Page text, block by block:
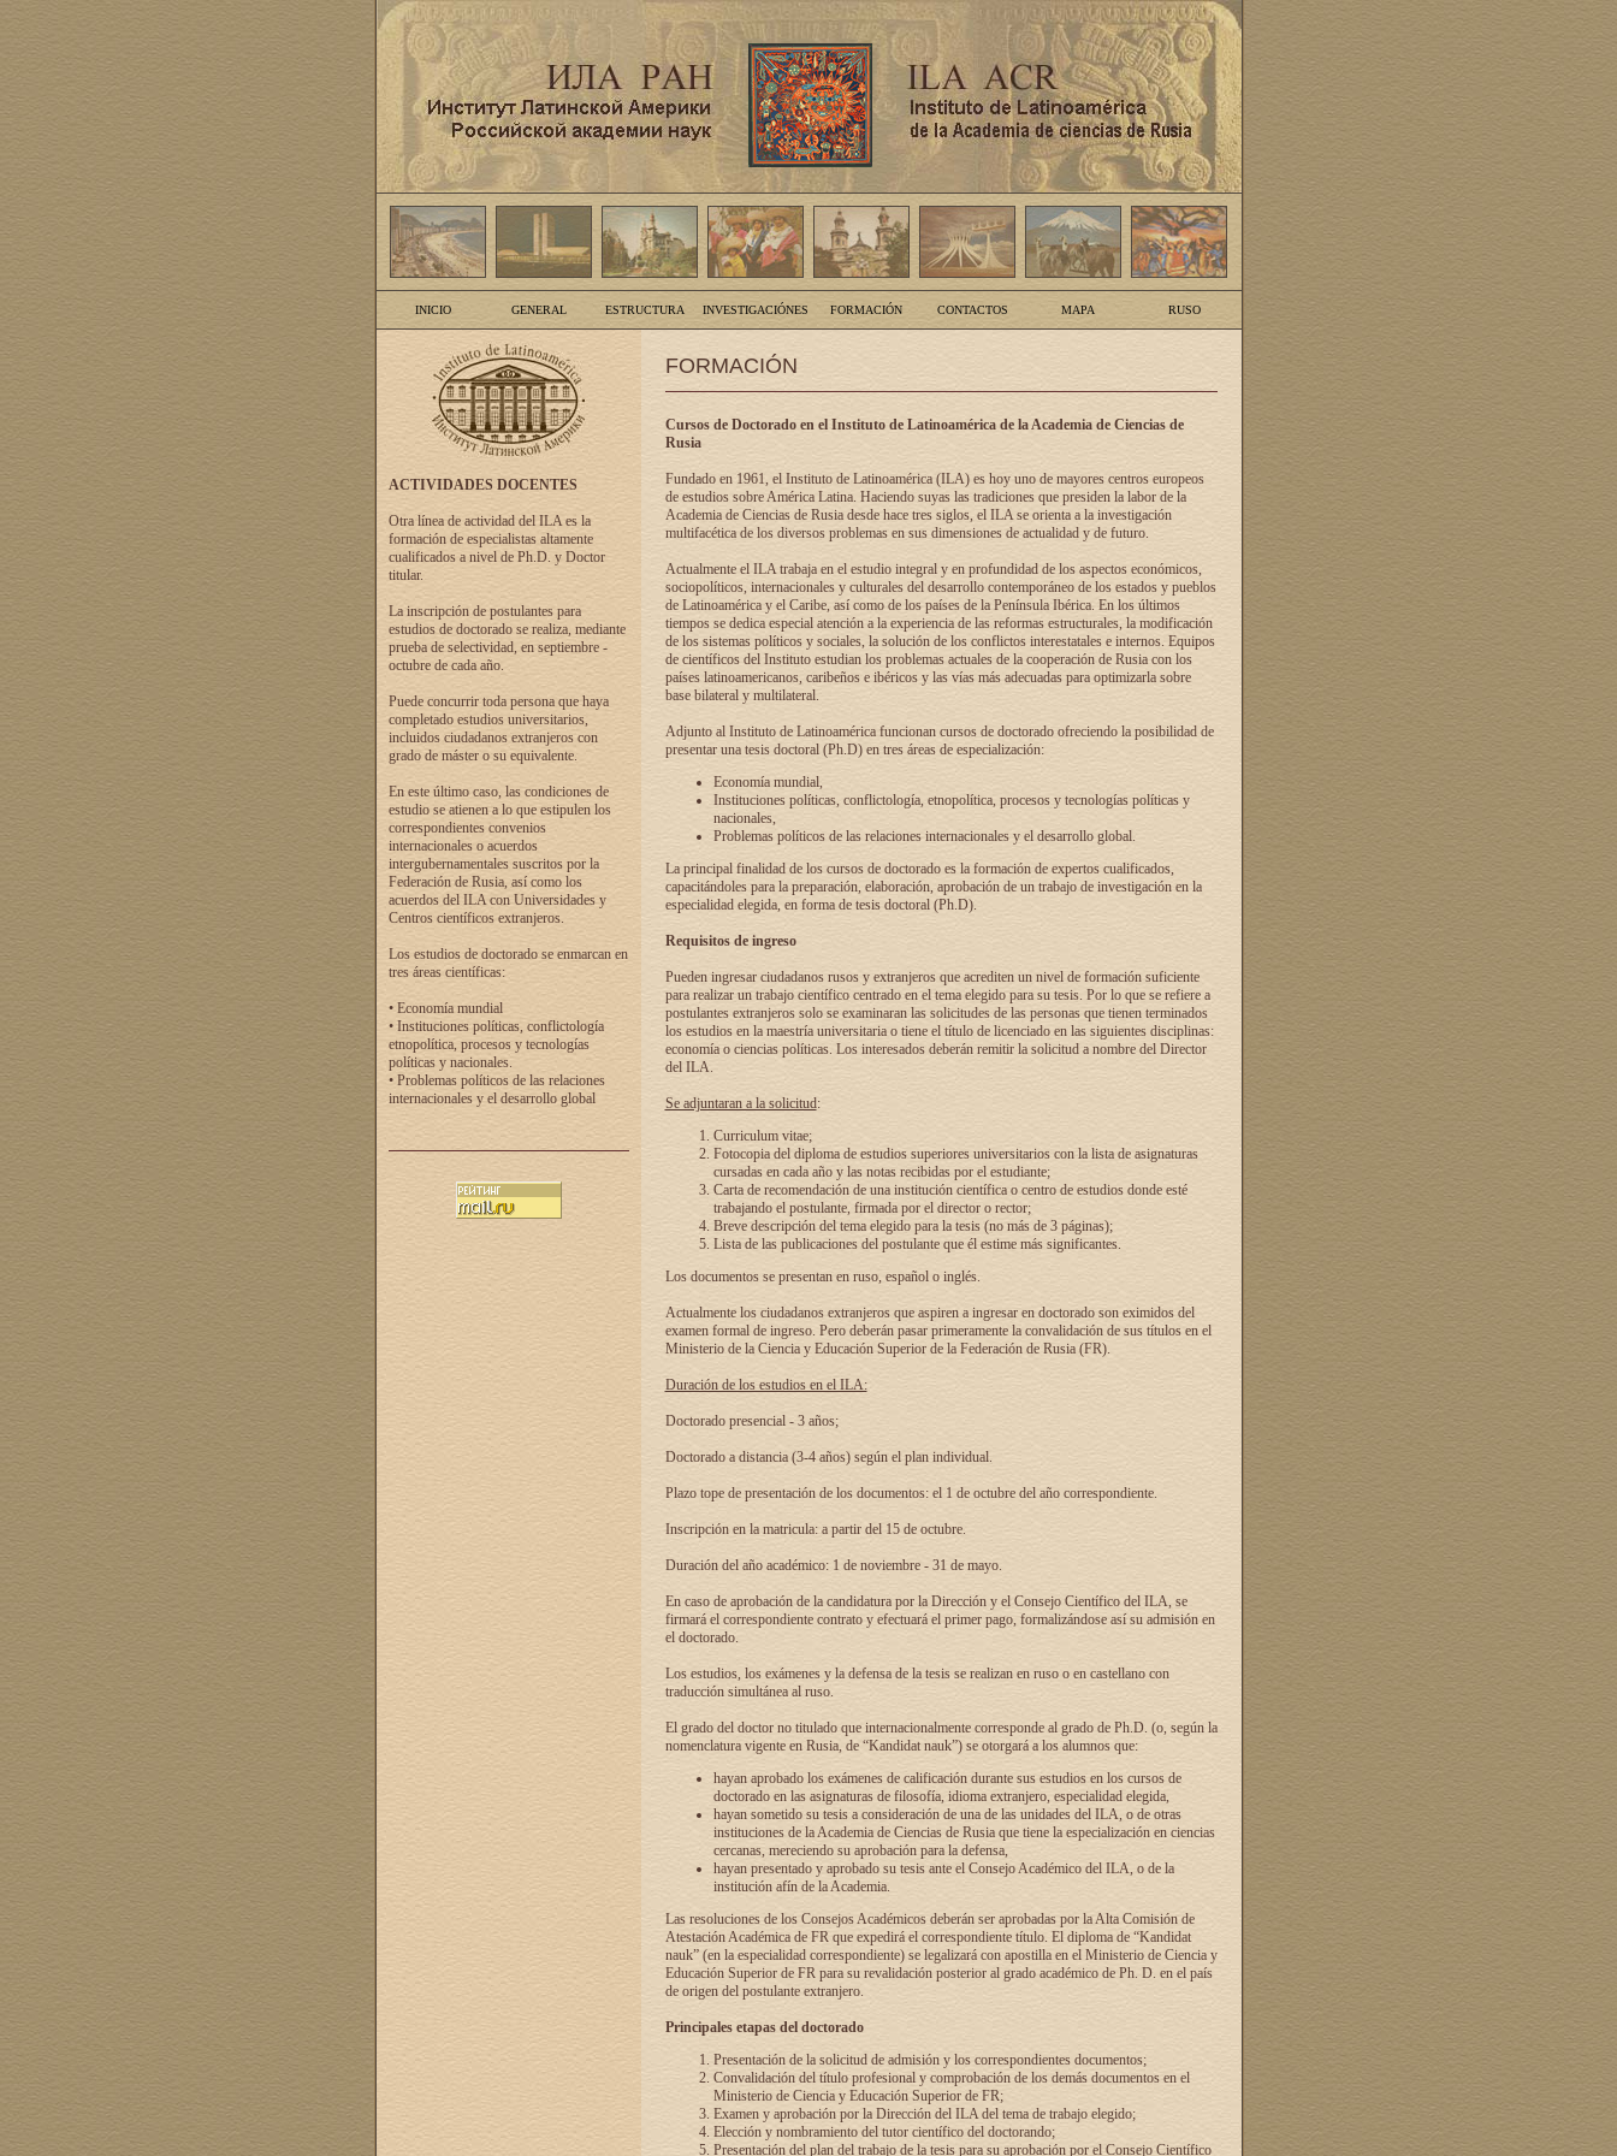
INICIO GENERAL ESTRUCTURA INVESTIGACIÓNES FORMACIÓN CONTACTOS MAPA RUSO
ACTIVIDADES DOCENTES
Otra línea de actividad del ILA es la
formación de especialistas altamente
cualificados a nivel de Ph.D. y Doctor
titular.
La inscripción de postulantes para
estudios de doctorado se realiza, mediante
prueba de selectividad, en septiembre -
octubre de cada año.
Puede concurrir toda persona que haya
completado estudios universitarios,
incluidos ciudadanos extranjeros con
grado de máster o su equivalente.
En este último caso, las condiciones de
estudio se atienen a lo que estipulen los
correspondientes convenios
internacionales o acuerdos
intergubernamentales suscritos por la
Federación de Rusia, así como los
acuerdos del ILA con Universidades y
Centros científicos extranjeros.
Los estudios de doctorado se enmarcan en
tres áreas científicas:
• Economía mundial
• Instituciones políticas, conflictología
etnopolítica, procesos y tecnologías
políticas y nacionales.
• Problemas políticos de las relaciones
internacionales y el desarrollo global
FORMACIÓN
Cursos de Doctorado en el Instituto de Latinoamérica de la Academia de Ciencias de
Rusia
Fundado en 1961, el Instituto de Latinoamérica (ILA) es hoy uno de mayores centros europeos
de estudios sobre América Latina. Haciendo suyas las tradiciones que presiden la labor de la
Academia de Ciencias de Rusia desde hace tres siglos, el ILA se orienta a la investigación
multifacética de los diversos problemas en sus dimensiones de actualidad y de futuro.
Actualmente el ILA trabaja en el estudio integral y en profundidad de los aspectos económicos,
sociopolíticos, internacionales y culturales del desarrollo contemporáneo de los estados y pueblos
de Latinoamérica y el Caribe, así como de los países de la Península Ibérica. En los últimos
tiempos se dedica especial atención a la experiencia de las reformas estructurales, la modificación
de los sistemas políticos y sociales, la solución de los conflictos interestatales e internos. Equipos
de científicos del Instituto estudian los problemas actuales de la cooperación de Rusia con los
países latinoamericanos, caribeños e ibéricos y las vías más adecuadas para optimizarla sobre
base bilateral y multilateral.
Adjunto al Instituto de Latinoamérica funcionan cursos de doctorado ofreciendo la posibilidad de
presentar una tesis doctoral (Ph.D) en tres áreas de especialización:
Economía mundial,
Instituciones políticas, conflictología, etnopolítica, procesos y tecnologías políticas y
nacionales,
Problemas políticos de las relaciones internacionales y el desarrollo global.
La principal finalidad de los cursos de doctorado es la formación de expertos cualificados,
capacitándoles para la preparación, elaboración, aprobación de un trabajo de investigación en la
especialidad elegida, en forma de tesis doctoral (Ph.D).
Requisitos de ingreso
Pueden ingresar ciudadanos rusos y extranjeros que acrediten un nivel de formación suficiente
para realizar un trabajo científico centrado en el tema elegido para su tesis. Por lo que se refiere a
postulantes extranjeros solo se examinaran las solicitudes de las personas que tienen terminados
los estudios en la maestría universitaria o tiene el título de licenciado en las siguientes disciplinas:
economía o ciencias políticas. Los interesados deberán remitir la solicitud a nombre del Director
del ILA.
Se adjuntaran a la solicitud:
Curriculum vitae;
Fotocopia del diploma de estudios superiores universitarios con la lista de asignaturas
cursadas en cada año y las notas recibidas por el estudiante;
Carta de recomendación de una institución científica o centro de estudios donde esté
trabajando el postulante, firmada por el director o rector;
Breve descripción del tema elegido para la tesis (no más de 3 páginas);
Lista de las publicaciones del postulante que él estime más significantes.
Los documentos se presentan en ruso, español o inglés.
Actualmente los ciudadanos extranjeros que aspiren a ingresar en doctorado son eximidos del
examen formal de ingreso. Pero deberán pasar primeramente la convalidación de sus títulos en el
Ministerio de la Ciencia y Educación Superior de la Federación de Rusia (FR).
Duración de los estudios en el ILA:
Doctorado presencial - 3 años;
Doctorado a distancia (3-4 años) según el plan individual.
Plazo tope de presentación de los documentos: el 1 de octubre del año correspondiente.
Inscripción en la matricula: a partir del 15 de octubre.
Duración del año académico: 1 de noviembre - 31 de mayo.
En caso de aprobación de la candidatura por la Dirección y el Consejo Científico del ILA, se
firmará el correspondiente contrato y efectuará el primer pago, formalizándose así su admisión en
el doctorado.
Los estudios, los exámenes y la defensa de la tesis se realizan en ruso o en castellano con
traducción simultánea al ruso.
El grado del doctor no titulado que internacionalmente corresponde al grado de Ph.D. (o, según la
nomenclatura vigente en Rusia, de “Kandidat nauk”) se otorgará a los alumnos que:
hayan aprobado los exámenes de calificación durante sus estudios en los cursos de
doctorado en las asignaturas de filosofía, idioma extranjero, especialidad elegida,
hayan sometido su tesis a consideración de una de las unidades del ILA, o de otras
instituciones de la Academia de Ciencias de Rusia que tiene la especialización en ciencias
cercanas, mereciendo su aprobación para la defensa,
hayan presentado y aprobado su tesis ante el Consejo Académico del ILA, o de la
institución afín de la Academia.
Las resoluciones de los Consejos Académicos deberán ser aprobadas por la Alta Comisión de
Atestación Académica de FR que expedirá el correspondiente título. El diploma de “Kandidat
nauk” (en la especialidad correspondiente) se legalizará con apostilla en el Ministerio de Ciencia y
Educación Superior de FR para su revalidación posterior al grado académico de Ph. D. en el país
de origen del postulante extranjero.
Principales etapas del doctorado
Presentación de la solicitud de admisión y los correspondientes documentos;
Convalidación del título profesional y comprobación de los demás documentos en el
Ministerio de Ciencia y Educación Superior de FR;
Examen y aprobación por la Dirección del ILA del tema de trabajo elegido;
Elección y nombramiento del tutor científico del doctorando;
Presentación del plan del trabajo de la tesis para su aprobación por el Consejo Científico